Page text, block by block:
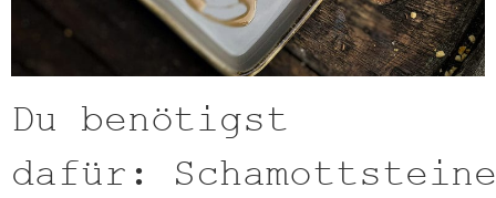
Du benötigst
dafür: